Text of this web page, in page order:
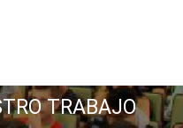
TRABAJO